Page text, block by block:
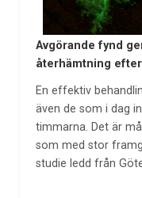
Avgörande fynd
återhämtning
En effektiv
även de som i dag
timmarna. Det är
som med stor
studie ledd från